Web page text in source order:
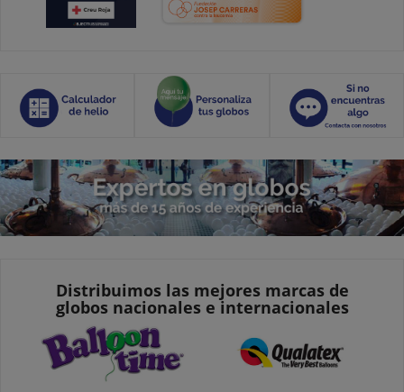
Distribuimos las mejores marcas de
globos nacionales e internacionales